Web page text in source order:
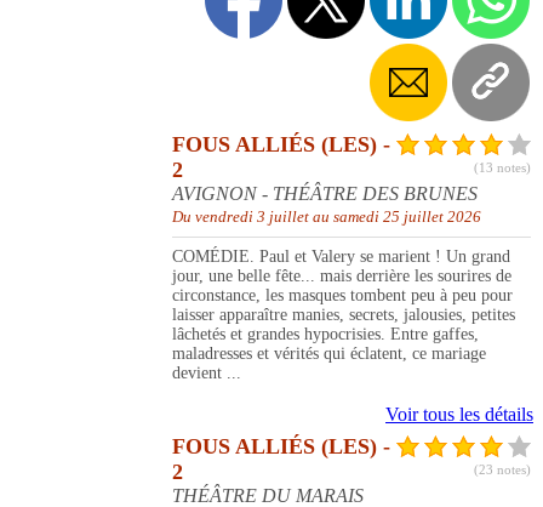
(13 notes)
FOUS ALLIÉS (LES) -
2
AVIGNON - THÉÂTRE DES BRUNES
Du vendredi 3 juillet au samedi 25 juillet 2026
COMÉDIE. Paul et Valery se marient ! Un grand
jour, une belle fête... mais derrière les sourires de
circonstance, les masques tombent peu à peu pour
laisser apparaître manies, secrets, jalousies, petites
lâchetés et grandes hypocrisies. Entre gaffes,
maladresses et vérités qui éclatent, ce mariage
devient ...
Voir tous les détails
(23 notes)
FOUS ALLIÉS (LES) -
2
THÉÂTRE DU MARAIS